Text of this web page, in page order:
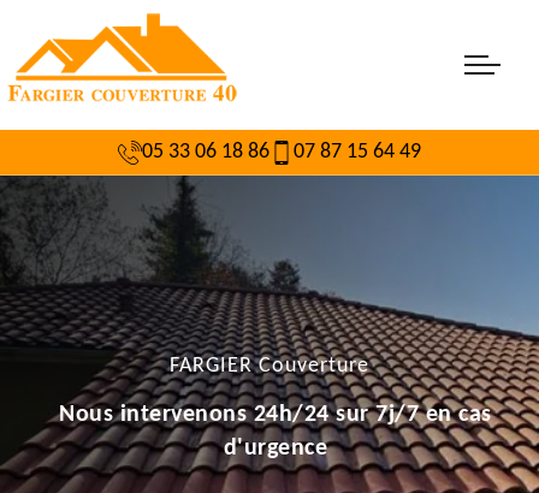
05 33 06 18 86 07 87 15 64 49
FARGIER Couverture
Nous intervenons 24h/24 sur 7j/7 en cas
d'urgence